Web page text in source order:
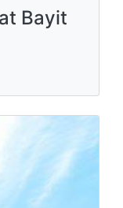
Bayit